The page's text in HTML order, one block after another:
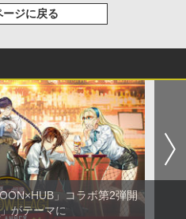
ージに戻る
」コラボ第2弾開
がテーマに